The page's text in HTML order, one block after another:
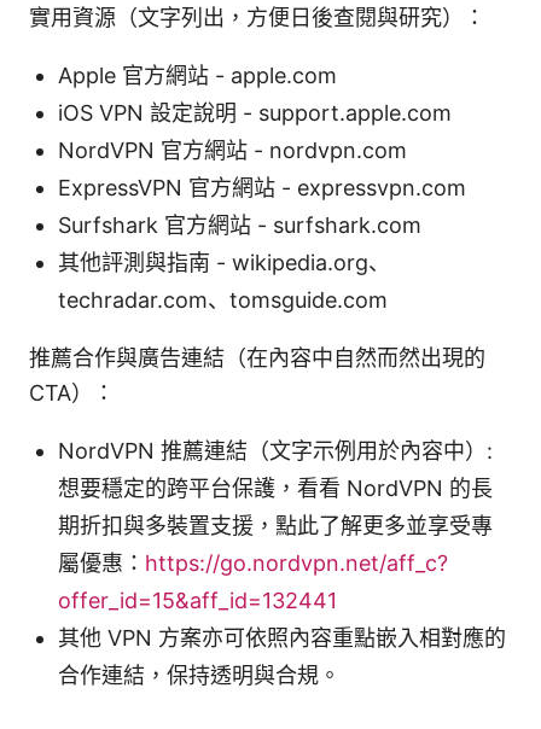
實用資源（文字列出，方便日後查閱與研究）：
Apple 官方網站 - apple.com
iOS VPN 設定說明 - support.apple.com
NordVPN 官方網站 - nordvpn.com
ExpressVPN 官方網站 - expressvpn.com
Surfshark 官方網站 - surfshark.com
其他評測與指南 - wikipedia.org、
techradar.com、tomsguide.com
推薦合作與廣告連結（在內容中自然而然出現的
CTA）：
NordVPN 推薦連結（文字示例用於內容中）:
想要穩定的跨平台保護，看看 NordVPN 的長
期折扣與多裝置支援，點此了解更多並享受專
屬優惠： https://go.nordvpn.net/aff_c?
offer_id=15&aff_id=132441
其他 VPN 方案亦可依照內容重點嵌入相對應的
合作連結，保持透明與合規。